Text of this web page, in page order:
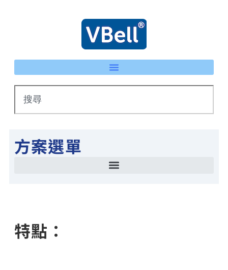
方案選單
特點：